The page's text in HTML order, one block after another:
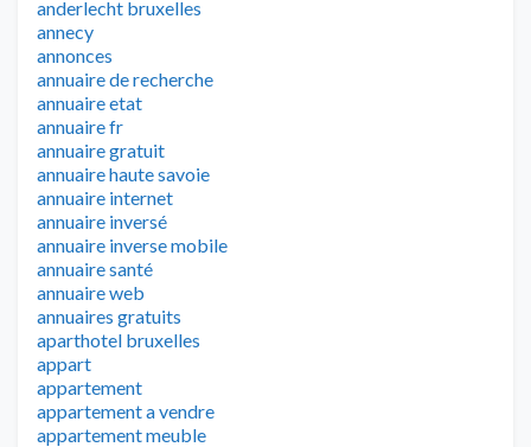
anderlecht bruxelles
annecy
annonces
annuaire de recherche
annuaire etat
annuaire fr
annuaire gratuit
annuaire haute savoie
annuaire internet
annuaire inversé
annuaire inverse mobile
annuaire santé
annuaire web
annuaires gratuits
aparthotel bruxelles
appart
appartement
appartement a vendre
appartement meuble